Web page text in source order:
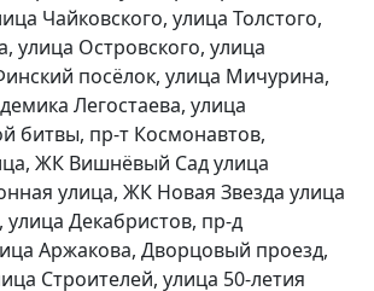
Чайковского, улица Толстого,
улица Островского, улица
посёлок, улица Мичурина,
Легостаева, улица
битвы, пр-т Космонавтов,
ЖК Вишнёвый Сад улица
улица, ЖК Новая Звезда улица
Декабристов, пр-д
Аржакова, Дворцовый проезд,
Строителей, улица 50-летия